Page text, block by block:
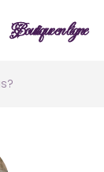
Boutique en ligne